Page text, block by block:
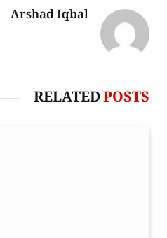
Arshad Iqbal
RELATEDPOSTS